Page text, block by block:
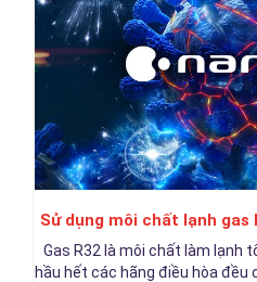
Sử dụng môi chất lạnh
Gas R32 là môi chất làm lạnh
hầu hết các hãng điều hòa đều